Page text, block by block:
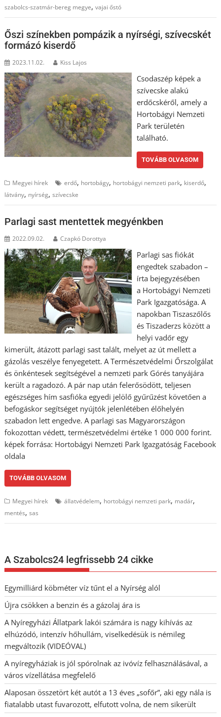
szabolcs-szatmár-bereg megye,vajai őstó
Őszi színekben pompázik a nyírségi, szívecskét
formázó kiserdő
2023.11.02. Kiss Lajos
Csodaszép képek a
szívecske alakú
erdőcskéről, amely a
Hortobágyi Nemzeti
Park területén
található.
TOVÁBB OLVASOM
Megyei hírek erdő, hortobágy, hortobágyi nemzeti park, kiserdő,
látvány, nyírség,szívecske
Parlagi sast mentettek megyénkben
2022.09.02. Czapkó Dorottya
Parlagi sas fiókát
engedtek szabadon –
írta bejegyzésében
a Hortobágyi Nemzeti
Park Igazgatósága. A
napokban Tiszaszőlős
és Tiszaderzs között a
helyi vadőr egy
kimerült, átázott parlagi sast talált, melyet az út mellett a
gázolás veszélye fenyegetett. A Természetvédelmi Őrszolgálat
és önkéntesek segítségével a nemzeti park Górés tanyájára
került a ragadozó. A pár nap után felerősödött, teljesen
egészséges hím sasfióka egyedi jelölő gyűrűzést követően a
befogáskor segítséget nyújtók jelenlétében élőhelyén
szabadon lett engedve. A parlagi sas Magyarországon
fokozottan védett, természetvédelmi értéke 1 000 000 forint.
képek forrása: Hortobágyi Nemzeti Park Igazgatóság Facebook
oldala
TOVÁBB OLVASOM
Megyei hírek állatvédelem, hortobágyi nemzeti park, madár,
mentés,sas
A Szabolcs24 legfrissebb 24 cikke
Egymilliárd köbméter víz tűnt el a Nyírség alól
Újra csökken a benzin és a gázolaj ára is
A Nyíregyházi Állatpark lakói számára is nagy kihívás az
elhúzódó, intenzív hőhullám, viselkedésük is némileg
megváltozik (VIDEÓVAL)
A nyíregyháziak is jól spórolnak az ivóvíz felhasználásával, a
város vízellátása megfelelő
Alaposan összetört két autót a 13 éves „sofőr”, aki egy nála is
fiatalabb utast fuvarozott, elfutott volna, de nem sikerült